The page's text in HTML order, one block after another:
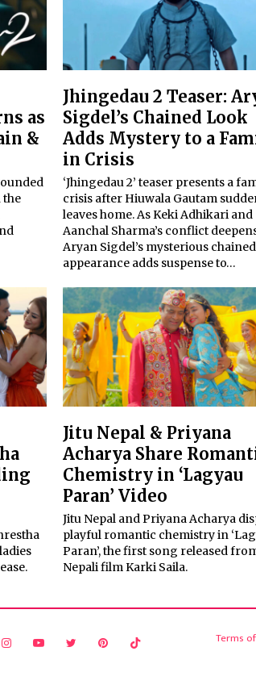
as
&
the
Jhingedau 2 Teaser:
Sigdel’s Chained Look
Adds Mystery to a
in Crisis
‘Jhingedau 2’ teaser presents a
crisis after Hiuwala Gautam
leaves home. As Keki Adhikari and
Aanchal Sharma’s conflict
Aryan Sigdel’s mysterious chained
appearance adds suspense to…
Jitu Nepal & Priyana
Acharya Share
Chemistry in ‘Lagyau
Paran’ Video
Jitu Nepal and Priyana Acharya
playful romantic chemistry in
Paran’, the first song released
Nepali film Karki Saila.
Terms